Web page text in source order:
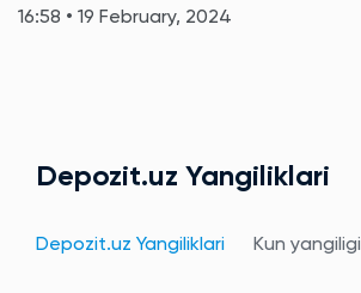
16:58 • 19 February, 2024
Depozit.uz Yangiliklari
Depozit.uz Yangiliklari Kun yangiligi